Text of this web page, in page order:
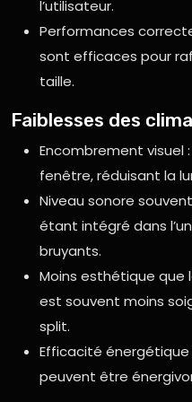
l’utilisateur.
Performances
sont efficaces pour
taille.
Faiblesses des
Encombrement visuel
fenêtre, réduisant la
Niveau sonore
étant intégré dans
bruyants.
Moins esthétique que
est souvent moins
split.
Efficacité
peuvent être